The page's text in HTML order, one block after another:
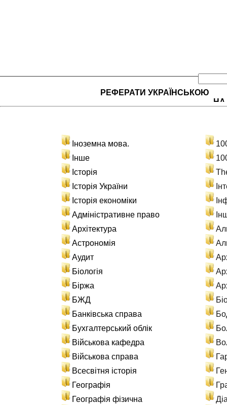
РЕФЕРАТИ УКРАЇНСЬКОЮ
НА
Іноземна мова.
Інше
Історія
Історія України
Історія економіки
Адміністративне право
Архітектура
Астрономія
Аудит
Біологія
Біржа
БЖД
Банківська справа
Бухгалтерський облік
Військова кафедра
Військова справа
Всесвітня історія
Географія
Географія фізична